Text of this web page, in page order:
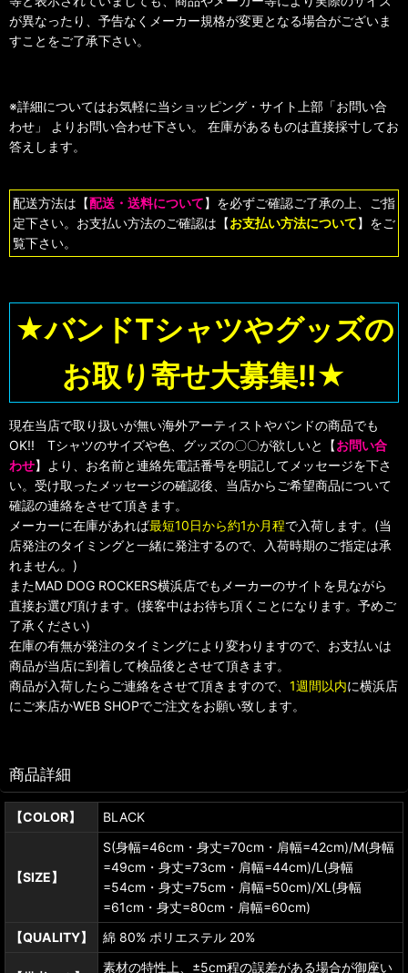
が異なったり、予告なくメーカー規格が変更となる場合がございま
すことをご了承下さい。
※詳細についてはお気軽に当ショッピング・サイト上部「お問い合
わせ」 よりお問い合わせ下さい。 在庫があるものは直接採寸してお
答えします。
配送方法は【配送・送料について】を必ずご確認ご了承の上、ご指
定下さい。お支払い方法のご確認は【お支払い方法について】をご
覧下さい。
★バンドTシャツやグッズの
お取り寄せ大募集!!★
現在当店で取り扱いが無い海外アーティストやバンドの商品でも
OK!! Tシャツのサイズや色、グッズの〇〇が欲しいと【お問い合
わせ】より、お名前と連絡先電話番号を明記してメッセージを下さ
い。受け取ったメッセージの確認後、当店からご希望商品について
確認の連絡をさせて頂きます。
メーカーに在庫があれば最短10日から約1か月程で入荷します。(当
店発注のタイミングと一緒に発注するので、入荷時期のご指定は承
れません。)
またMAD DOG ROCKERS横浜店でもメーカーのサイトを見ながら
直接お選び頂けます。(接客中はお待ち頂くことになります。予めご
了承ください)
在庫の有無が発注のタイミングにより変わりますので、お支払いは
商品が当店に到着して検品後とさせて頂きます。
商品が入荷したらご連絡をさせて頂きますので、 1週間以内に横浜店
にご来店かWEB SHOPでご注文をお願い致します。
商品詳細
【COLOR】 BLACK
【SIZE】
S(身幅=46cm・身丈=70cm・肩幅=42cm)/M(身幅
=49cm・身丈=73cm・肩幅=44cm)/L(身幅
=54cm・身丈=75cm・肩幅=50cm)/XL(身幅
=61cm・身丈=80cm・肩幅=60cm)
【QUALITY】
綿 80% ポリエステル 20%
素材の特性上、±5cm程の誤差がある場合が御座い